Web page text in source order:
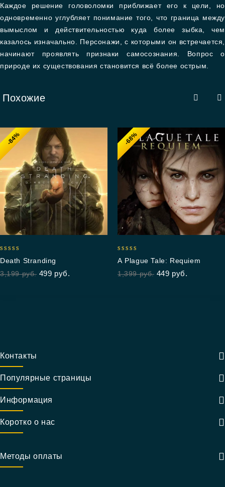
Каждое решение головоломки приближает его к цели, но
одновременно углубляет понимание того, что граница между
вымыслом и действительностью куда более зыбка, чем
казалось изначально. Персонажи, с которыми он встречается,
начинают проявлять признаки самосознания. Вопрос о
природе их существования становится всё более острым.
Похожие
-84%
out of 5
Death Stranding
3,199руб. 499 руб.
-68%
out of 5
A Plague Tale: Requiem
1,399руб. 449 руб.
Контакты
Популярные страницы
Информация
Коротко о нас
Методы оплаты